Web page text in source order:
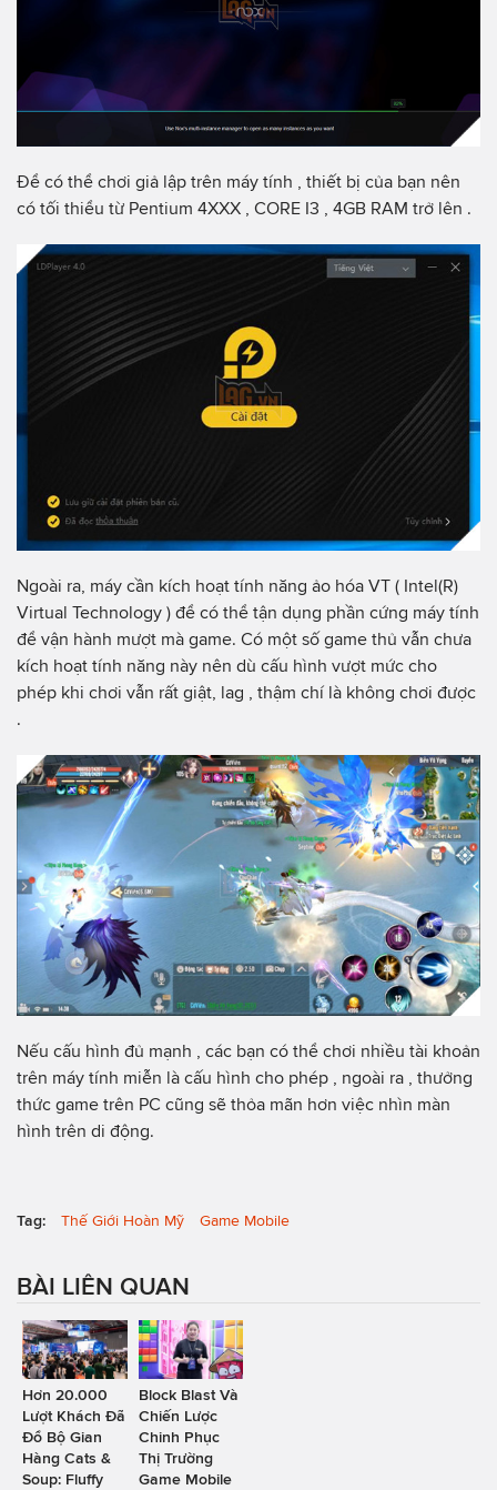
Để có thể chơi giả lập trên máy tính , thiết bị của bạn nên
có tối thiểu từ Pentium 4XXX , CORE I3 , 4GB RAM trở lên .
Ngoài ra, máy cần kích hoạt tính năng ảo hóa VT ( Intel(R)
Virtual Technology ) để có thể tận dụng phần cứng máy tính
để vận hành mượt mà game. Có một số game thủ vẫn chưa
kích hoạt tính năng này nên dù cấu hình vượt mức cho
phép khi chơi vẫn rất giật, lag , thậm chí là không chơi được
.
Nếu cấu hình đủ mạnh , các bạn có thể chơi nhiều tài khoản
trên máy tính miễn là cấu hình cho phép , ngoài ra , thưởng
thức game trên PC cũng sẽ thỏa mãn hơn việc nhìn màn
hình trên di động.
Tag: Thế Giới Hoàn Mỹ Game Mobile
BÀI LIÊN QUAN
Hơn 20.000
Lượt Khách Đã
Đổ Bộ Gian
Hàng Cats &
Soup: Fluffy
Block Blast Và
Chiến Lược
Chinh Phục
Thị Trường
Game Mobile